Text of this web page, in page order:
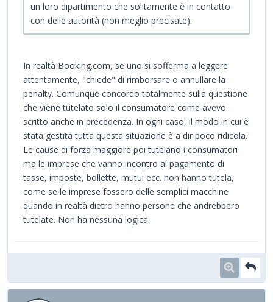
un loro dipartimento che solitamente è in contatto
con delle autorità (non meglio precisate).
In realtà Booking.com, se uno si sofferma a leggere
attentamente, "chiede" di rimborsare o annullare la
penalty. Comunque concordo totalmente sulla questione
che viene tutelato solo il consumatore come avevo
scritto anche in precedenza. In ogni caso, il modo in cui è
stata gestita tutta questa situazione è a dir poco ridicola.
Le cause di forza maggiore poi tutelano i consumatori
ma le imprese che vanno incontro al pagamento di
tasse, imposte, bollette, mutui ecc. non hanno tutela,
come se le imprese fossero delle semplici macchine
quando in realtà dietro hanno persone che andrebbero
tutelate. Non ha nessuna logica.